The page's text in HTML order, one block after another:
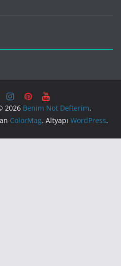
2026 Benim Not Defterim.
ColorMag. Altyapı WordPress.